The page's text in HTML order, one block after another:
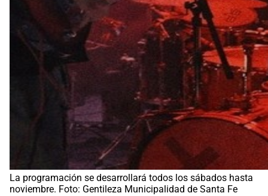
La programación se desarrollará todos los sábados hasta
noviembre. Foto: Gentileza Municipalidad de Santa Fe